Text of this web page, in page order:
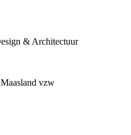
& Architectuur
vzw